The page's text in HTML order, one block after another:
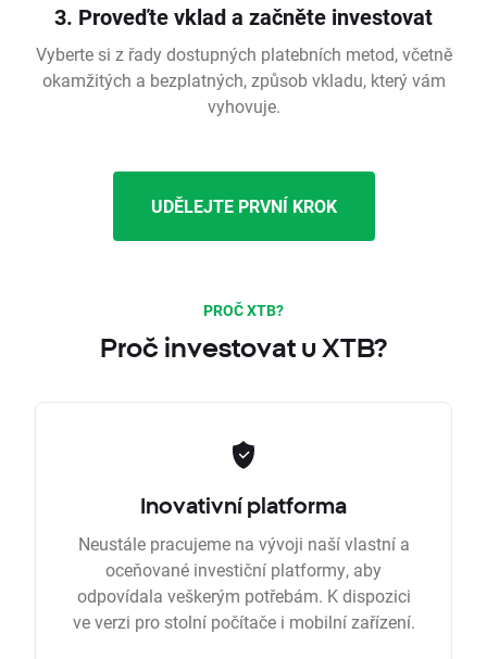
3. Proveďte vklad a začněte investovat
Vyberte si z řady dostupných platebních metod, včetně
okamžitých a bezplatných, způsob vkladu, který vám
vyhovuje.
UDĚLEJTE PRVNÍ KROK
PROČ XTB?
Proč investovat u XTB?
Inovativní platforma
Neustále pracujeme na vývoji naší vlastní a
oceňované investiční platformy, aby
odpovídala veškerým potřebám. K dispozici
ve verzi pro stolní počítače i mobilní zařízení.